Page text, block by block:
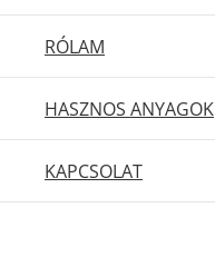
RÓLAM
HASZNOS ANYAGOK
KAPCSOLAT